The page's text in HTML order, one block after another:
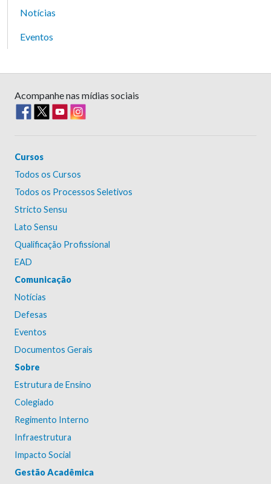
Notícias
Eventos
Acompanhe nas mídias sociais
Cursos
Todos os Cursos
Todos os Processos Seletivos
Stricto Sensu
Lato Sensu
Qualificação Profissional
EAD
Comunicação
Notícias
Defesas
Eventos
Documentos Gerais
Sobre
Estrutura de Ensino
Colegiado
Regimento Interno
Infraestrutura
Impacto Social
Gestão Acadêmica